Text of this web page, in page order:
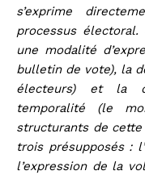
s’exprime
processus
une modalité
bulletin de vote), la
électeurs) et la
temporalité (le
structurants de
trois présupposés :
l’expression de la